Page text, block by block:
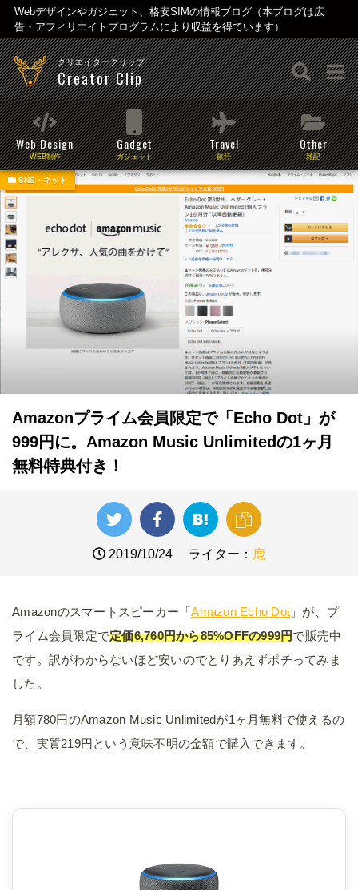
Webデザインやガジェット、格安SIMの情報ブログ（本ブログは広
告・アフィリエイトプログラムにより収益を得ています）
クリエイタークリップ
Creator Clip
Web Design
WEB制作
Gadget
ガジェット
Travel
旅行
Other
雑記
SNS・ネット
Amazonプライム会員限定で「Echo Dot」が
999円に。Amazon Music Unlimitedの1ヶ月
無料特典付き！
2019/10/24 ライター： 鹿
Amazonのスマートスピーカー「Amazon Echo Dot 」が、プ
ライム会員限定で定価6,760円から85%OFFの999円で販売中
です。訳がわからないほど安いのでとりあえずポチってみま
した。
月額780円のAmazon Music Unlimitedが1ヶ月無料で使えるの
で、実質219円という意味不明の金額で購入できます。